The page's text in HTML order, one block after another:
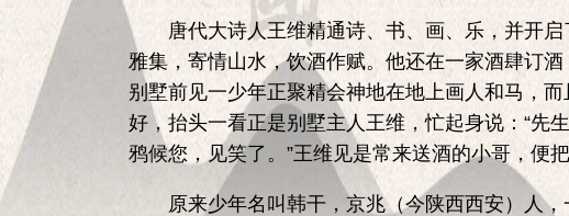
唐代大诗人王维精通诗、书、画、乐，并开启
雅集，寄情山水，饮酒作赋。他还在一家酒肆订
别墅前见一少年正聚精会神地在地上画人和马，
好，抬头一看正是别墅主人王维，忙起身说：“先
鸦候您，见笑了。”王维见是常来送酒的小哥，便
原来少年名叫韩干，京兆（今陕西西安）人，